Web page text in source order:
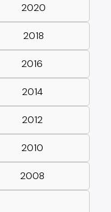
2020
2018
2016
2014
2012
2010
2008